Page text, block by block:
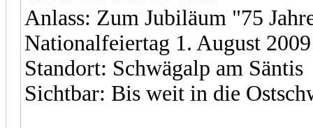
Anlass: Zum Jubiläum "75
Nationalfeiertag 1. August 2009
Standort: Schwägalp am Säntis
Sichtbar: Bis weit in die